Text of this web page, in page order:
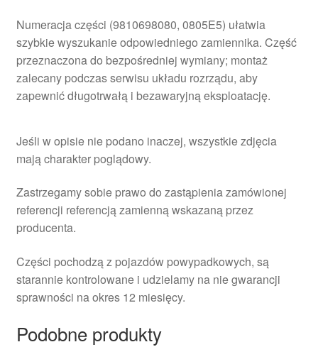
Numeracja części (9810698080, 0805E5) ułatwia
szybkie wyszukanie odpowiedniego zamiennika. Część
przeznaczona do bezpośredniej wymiany; montaż
zalecany podczas serwisu układu rozrządu, aby
zapewnić długotrwałą i bezawaryjną eksploatację.
Jeśli w opisie nie podano inaczej, wszystkie zdjęcia
mają charakter poglądowy.
Zastrzegamy sobie prawo do zastąpienia zamówionej
referencji referencją zamienną wskazaną przez
producenta.
Części pochodzą z pojazdów powypadkowych, są
starannie kontrolowane i udzielamy na nie gwarancji
sprawności na okres 12 miesięcy.
Podobne produkty